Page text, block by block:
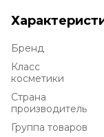
Бренд
Класс
косметики
Страна
производитель
Группа товаров